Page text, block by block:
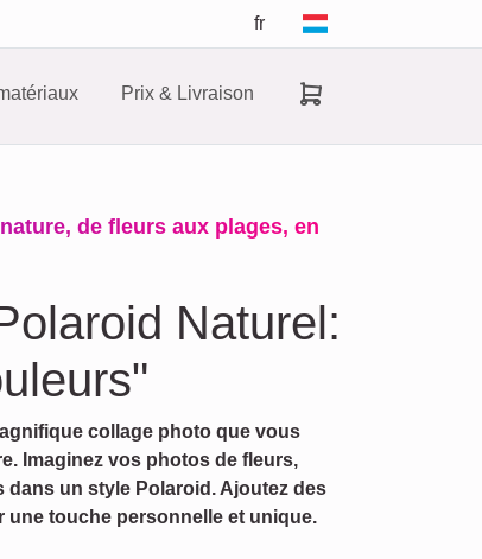
fr
Prix & Livraison
de fleurs aux plages, en
Naturel:
collage photo que vous
Imaginez vos photos de fleurs,
un style Polaroid. Ajoutez des
touche personnelle et unique.